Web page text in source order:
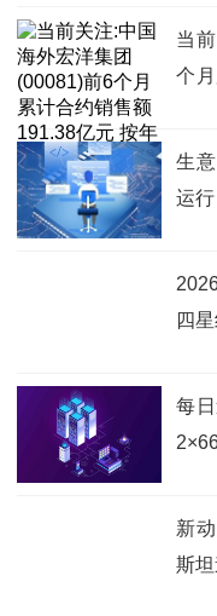
当
个
生
运
四
每
新
斯